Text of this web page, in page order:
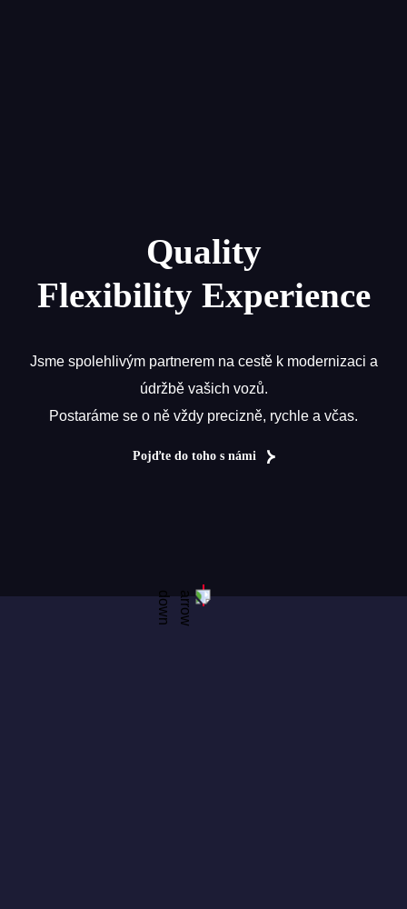
Quality
Flexibility Experience
Jsme spolehlivým partnerem na cestě k modernizaci a
údržbě vašich vozů.
Postaráme se o ně vždy precizně, rychle a včas.
Pojďte do toho s námi